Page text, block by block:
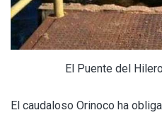
El Puente del
El caudaloso Orinoco ha